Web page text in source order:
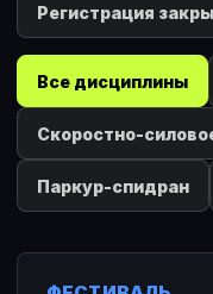
Регистрация
Все дисциплины
Скоростно-
Паркур-спидран
Показано